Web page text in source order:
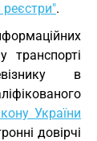
реєстри".
транспорті
в
України
довірчі